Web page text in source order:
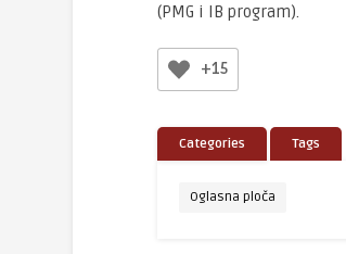
(PMG i IB program).
+15
Categories Tags
Oglasna ploča